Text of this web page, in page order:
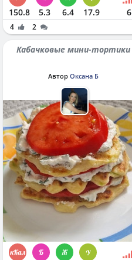
150.8 5.3 6.4 17.9 6
4 2
Кабачковые мини-тортики
Автор Оксана Б